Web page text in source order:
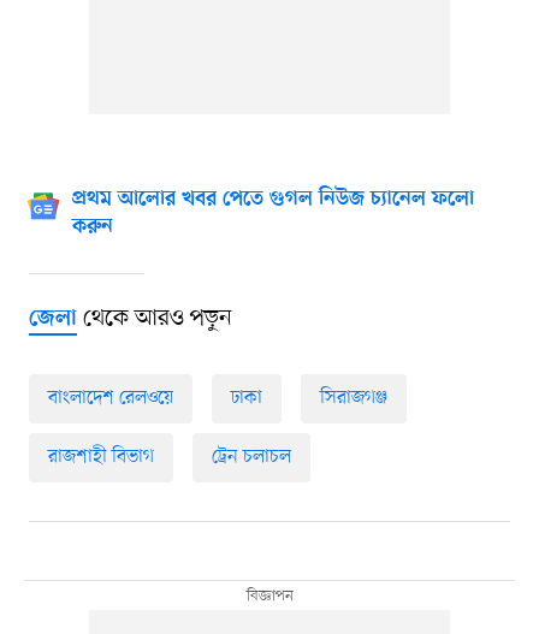
প্রথম আলোর খবর পেতে গুগল নিউজ চ্যানেল ফলো
করুন
জেলাথেকে আরও পড়ুন
বাংলাদেশ রেলওয়ে ঢাকা সিরাজগঞ্জ
রাজশাহী বিভাগ ট্রেন চলাচল